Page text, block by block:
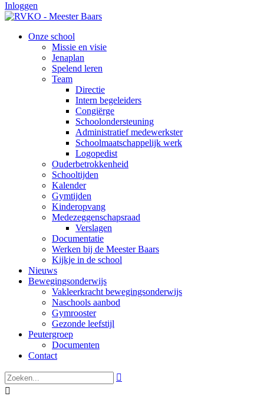
Inloggen
Onze school
Missie en visie
Jenaplan
Spelend leren
Team
Directie
Intern begeleiders
Congiërge
Schoolondersteuning
Administratief medewerkster
Schoolmaatschappelijk werk
Logopedist
Ouderbetrokkenheid
Schooltijden
Kalender
Gymtijden
Kinderopvang
Medezeggenschapsraad
Verslagen
Documentatie
Werken bij de Meester Baars
Kijkje in de school
Nieuws
Bewegingsonderwijs
Vakleerkracht bewegingsonderwijs
Naschools aanbod
Gymrooster
Gezonde leefstijl
Peutergroep
Documenten
Contact

